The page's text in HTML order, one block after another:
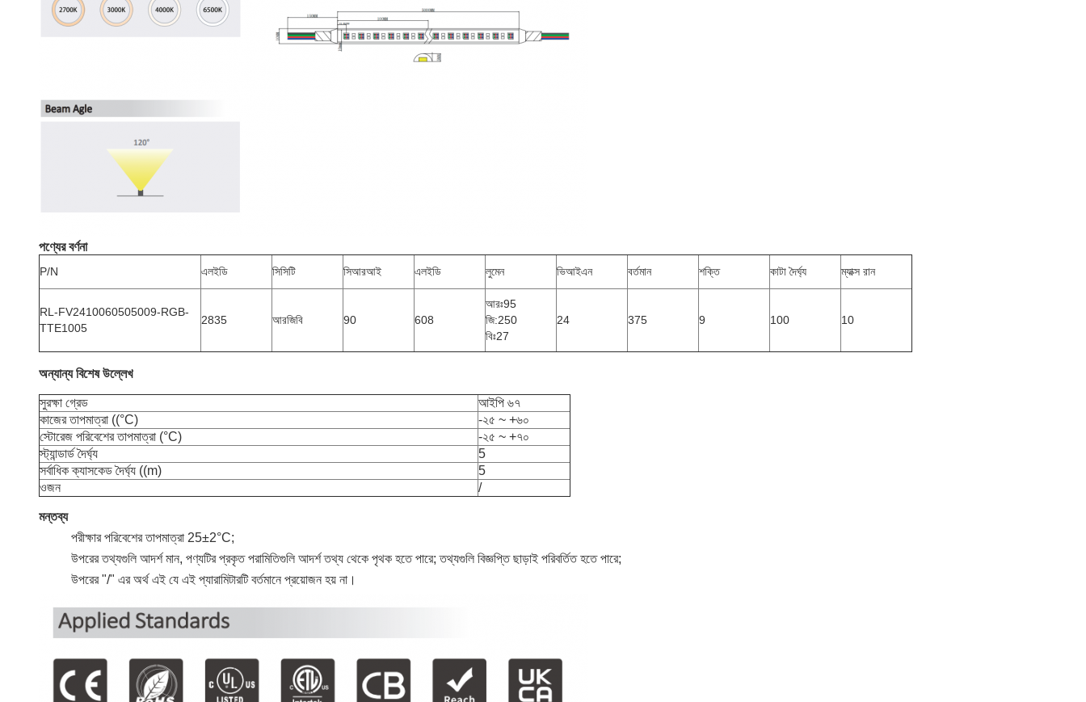
পণ্যের বর্ণনা
P/N এলইডি সিসিটি সিআরআই এলইডি লুমেন ভিআইএন বর্তমান শক্তি কাটা দৈর্ঘ্য ম্যাক্স রান
RL-FV2410060505009-RGB-
TTE1005
2835 আরজিবি 90 608
আরঃ95
জি:250
বিঃ27
24 375 9 100 10
অন্যান্য বিশেষ উল্লেখ
সুরক্ষা গ্রেড
আইপি ৬৭
কাজের তাপমাত্রা ((°C)
-২৫ ~ +৬০
স্টোরেজ পরিবেশের তাপমাত্রা (°C)
-২৫ ~ +৭০
স্ট্যান্ডার্ড দৈর্ঘ্য
5
সর্বাধিক ক্যাসকেড দৈর্ঘ্য ((m)
5
ওজন
/
মন্তব্য
পরীক্ষার পরিবেশের তাপমাত্রা 25±2°C;
উপরের তথ্যগুলি আদর্শ মান, পণ্যটির প্রকৃত পরামিতিগুলি আদর্শ তথ্য থেকে পৃথক হতে পারে; তথ্যগুলি বিজ্ঞপ্তি ছাড়াই পরিবর্তিত হতে পারে;
উপরের "/" এর অর্থ এই যে এই প্যারামিটারটি বর্তমানে প্রয়োজন হয় না।